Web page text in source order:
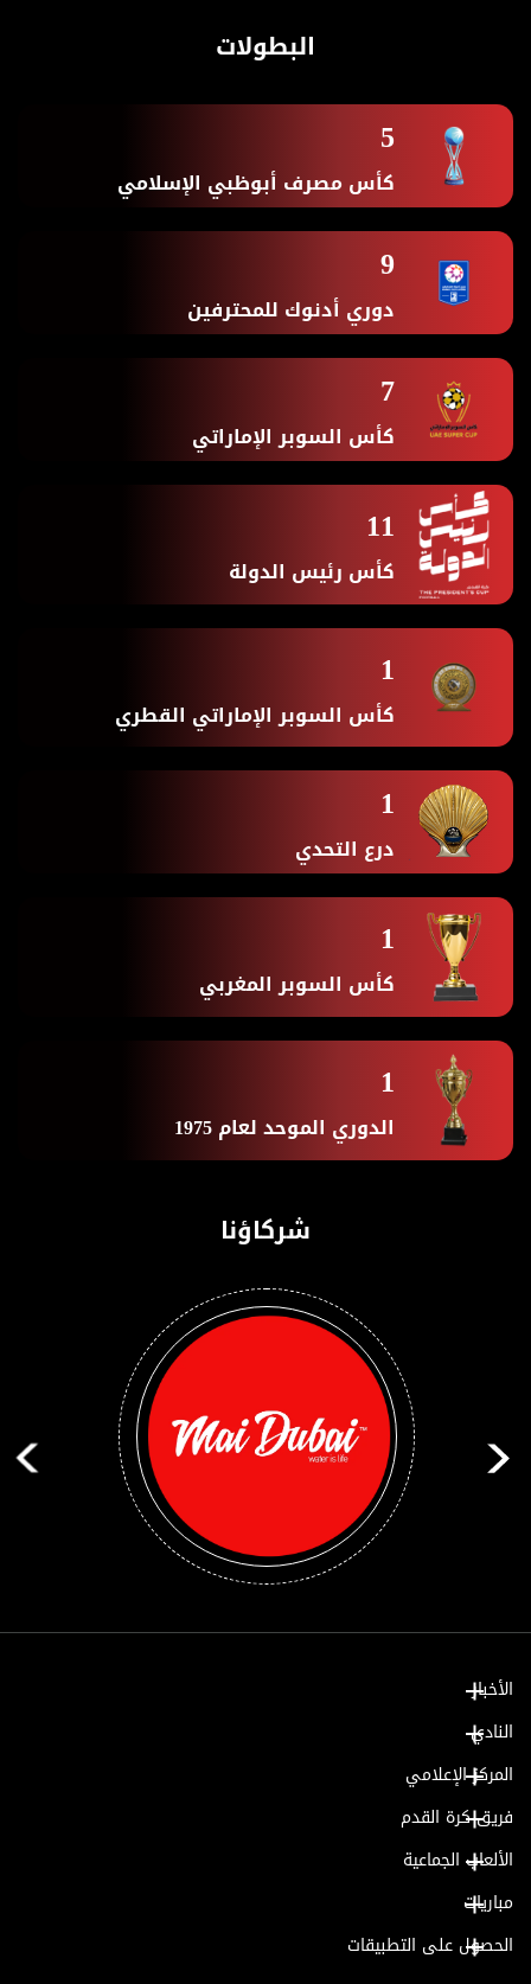
البطولات
5
كأس مصرف أبوظبي الإسلامي
9
دوري أدنوك للمحترفين
7
كأس السوبر الإماراتي
11
كأس رئيس الدولة
1
كأس السوبر الإماراتي القطري
1
درع التحدي
1
كأس السوبر المغربي
1
الدوري الموحد لعام 1975
شركاؤنا
الأخبار
النادي
المركز الإعلامي
فريق كرة القدم
الألعاب الجماعية
مباريات
الحصول على التطبيقات